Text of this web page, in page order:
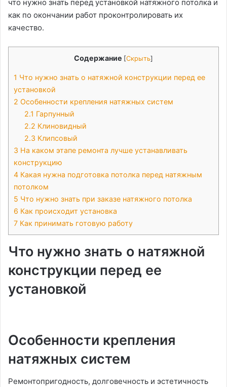
что нужно знать перед установкой натяжного потолка и
как по окончании работ проконтролировать их
качество.
Содержание [Скрыть]
1 Что нужно знать о натяжной конструкции перед ее
установкой
2 Особенности крепления натяжных систем
2.1 Гарпунный
2.2 Клиновидный
2.3 Клипсовый
3 На каком этапе ремонта лучше устанавливать
конструкцию
4 Какая нужна подготовка потолка перед натяжным
потолком
5 Что нужно знать при заказе натяжного потолка
6 Как происходит установка
7 Как принимать готовую работу
Что нужно знать о натяжной
конструкции перед ее
установкой
Особенности крепления
натяжных систем
Ремонтопригодность, долговечность и эстетичность